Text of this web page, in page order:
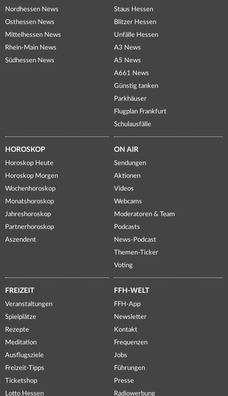
Nordhessen News
Osthessen News
Mittelhessen News
Rhein-Main News
Südhessen News
Staus Hessen
Blitzer Hessen
Unfälle Hessen
A3 News
A5 News
A661 News
Günstig tanken
Parkhäuser
Flugplan Frankfurt
Schulausfälle
HOROSKOP
Horoskop Heute
Horoskop Morgen
Wochenhoroskop
Monatshoroskop
Jahreshoroskop
Partnerhoroskop
Aszendent
ON AIR
Sendungen
Aktionen
Videos
Webcams
Moderatoren & Team
Podcasts
News-Podcast
Themen-Ticker
Voting
FREIZEIT
Veranstaltungen
Spielplätze
Rezepte
Meditation
Ausflugsziele
Freizeit-Tipps
Ticketshop
Lotto Hessen
FFH-WELT
FFH-App
Newsletter
Kontakt
Frequenzen
Jobs
Führungen
Presse
Radiowerbung